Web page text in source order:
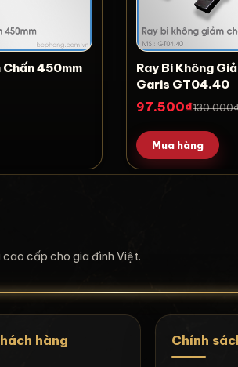
Chấn 450mm
Ray Bi Không
Garis GT04.40
97.500₫
Mua hàng
cấp cho gia đình Việt.
hàng Chính